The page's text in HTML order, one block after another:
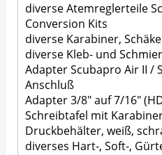
diverse Atemreglerteile
Conversion Kits
diverse Karabiner,
diverse Kleb- und
Adapter Scubapro Air II /
Anschluß
Adapter 3/8" auf 7/16"
Schreibtafel mit
Druckbehälter, weiß,
diverses Hart-, Soft-,